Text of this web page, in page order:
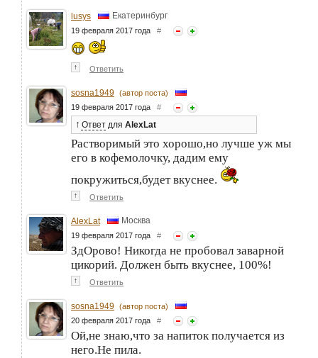
lusys Екатеринбург
19 февраля 2017 года #
↑ Ответить
sosna1949 (автор поста)
19 февраля 2017 года #
↑ Ответ для AlexLat
Растворимый это хорошо,но лучше уж мы
его в кофемолочку, дадим ему
покружиться,будет вкуснее.
↑ Ответить
AlexLat Москва
19 февраля 2017 года #
ЗдОрово! Никогда не пробовал заварной
цикорий. Должен быть вкуснее, 100%!
↑ Ответить
sosna1949 (автор поста)
20 февраля 2017 года #
Ой,не знаю,что за напиток получается из
него.Не пила.